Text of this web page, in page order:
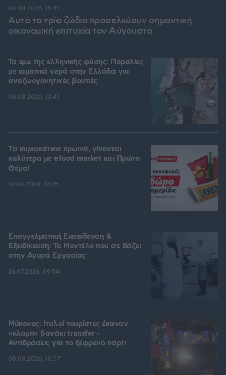
Αυτά τα τρία ζώδια προσελκύουν σημαντική
οικονομική επιτυχία τον Αύγουστο
08.08.2026, 15:41
Τα spa της ελληνικής φύσης: Παραλίες
με ιαματικά νερά στην Ελλάδα για
αναζωογονητικές βουτιές
08.08.2026, 13:41
Tα κυριακάτικα πρωινά, γίνονται
καλύτερα με efood market και Πρώτο
Θέμα!
07.08.2026, 12:25
Επαγγελματική Εκπαίδευση &
Εξειδίκευση: Το Mοντέλο που σε Bάζει
στην Aγορά Eργασίας
26.07.2026, 09:54
Μύκονος: Ιταλοί τουρίστες έκαναν
«κλαμπ» βανάκι transfer -
Αντιδράσεις για το ξέφρενο πάρτι
08.08.2026, 10:57